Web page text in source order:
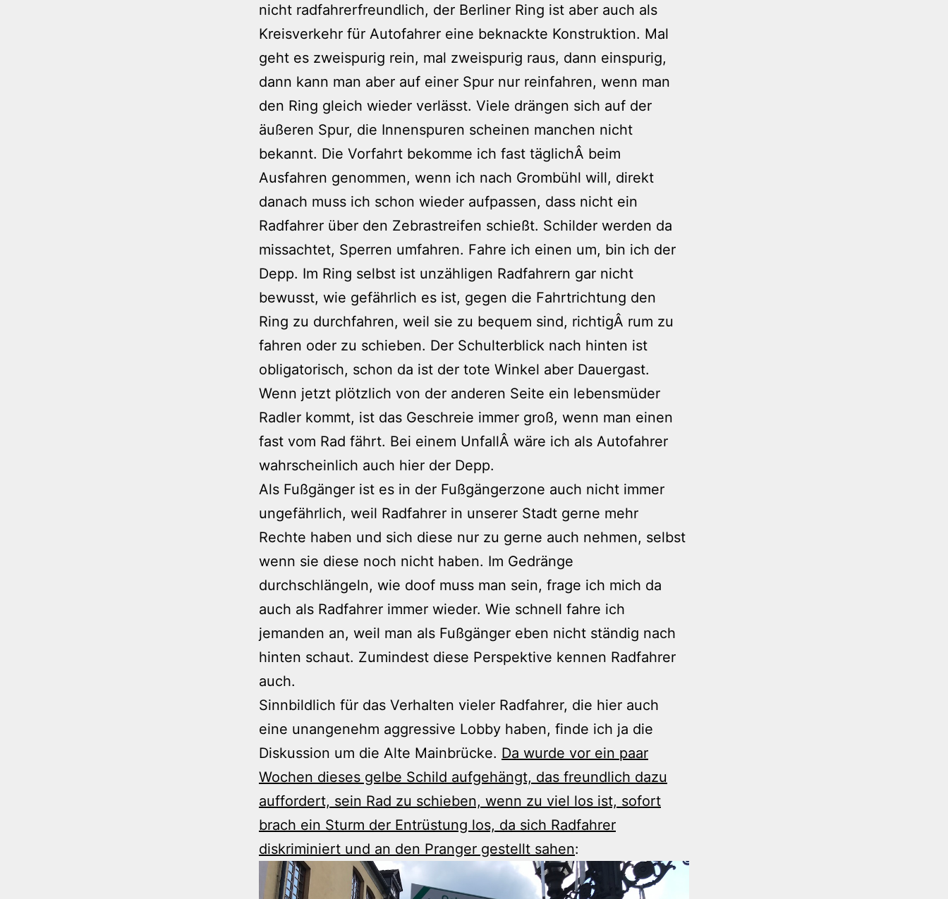
nicht radfahrerfreundlich, der Berliner Ring ist aber auch als
Kreisverkehr für Autofahrer eine beknackte Konstruktion. Mal
geht es zweispurig rein, mal zweispurig raus, dann einspurig,
dann kann man aber auf einer Spur nur reinfahren, wenn man
den Ring gleich wieder verlässt. Viele drängen sich auf der
äußeren Spur, die Innenspuren scheinen manchen nicht
bekannt. Die Vorfahrt bekomme ich fast täglichÂ beim
Ausfahren genommen, wenn ich nach Grombühl will, direkt
danach muss ich schon wieder aufpassen, dass nicht ein
Radfahrer über den Zebrastreifen schießt. Schilder werden da
missachtet, Sperren umfahren. Fahre ich einen um, bin ich der
Depp. Im Ring selbst ist unzähligen Radfahrern gar nicht
bewusst, wie gefährlich es ist, gegen die Fahrtrichtung den
Ring zu durchfahren, weil sie zu bequem sind, richtigÂ rum zu
fahren oder zu schieben. Der Schulterblick nach hinten ist
obligatorisch, schon da ist der tote Winkel aber Dauergast.
Wenn jetzt plötzlich von der anderen Seite ein lebensmüder
Radler kommt, ist das Geschreie immer groß, wenn man einen
fast vom Rad fährt. Bei einem UnfallÂ wäre ich als Autofahrer
wahrscheinlich auch hier der Depp.
Als Fußgänger ist es in der Fußgängerzone auch nicht immer
ungefährlich, weil Radfahrer in unserer Stadt gerne mehr
Rechte haben und sich diese nur zu gerne auch nehmen, selbst
wenn sie diese noch nicht haben. Im Gedränge
durchschlängeln, wie doof muss man sein, frage ich mich da
auch als Radfahrer immer wieder. Wie schnell fahre ich
jemanden an, weil man als Fußgänger eben nicht ständig nach
hinten schaut. Zumindest diese Perspektive kennen Radfahrer
auch.
Sinnbildlich für das Verhalten vieler Radfahrer, die hier auch
eine unangenehm aggressive Lobby haben, finde ich ja die
Diskussion um die Alte Mainbrücke. Da wurde vor ein paar
Wochen dieses gelbe Schild aufgehängt, das freundlich dazu
auffordert, sein Rad zu schieben, wenn zu viel los ist, sofort
brach ein Sturm der Entrüstung los, da sich Radfahrer
diskriminiert und an den Pranger gestellt sahen: